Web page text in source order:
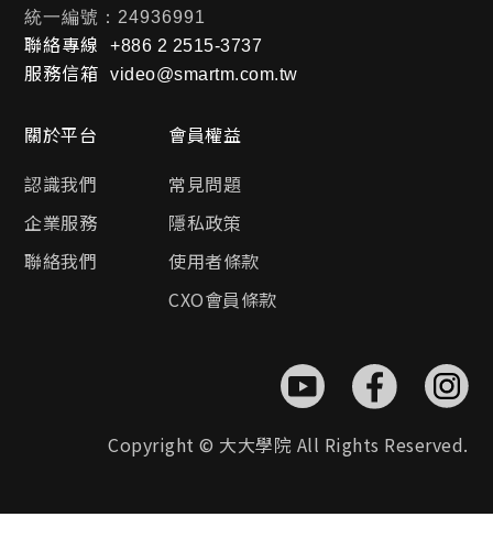
統一編號：24936991
聯絡專線 +886 2 2515-3737
服務信箱 video@smartm.com.tw
關於平台
認識我們
企業服務
聯絡我們
會員權益
常見問題
隱私政策
使用者條款
CXO會員條款
Copyright © 大大學院 All Rights Reserved.